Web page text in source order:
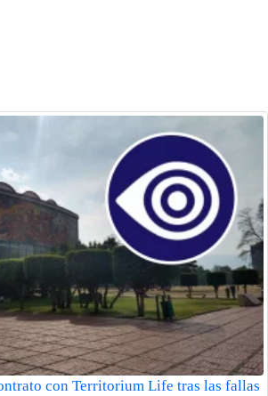
con Territorium Life tras las fallas